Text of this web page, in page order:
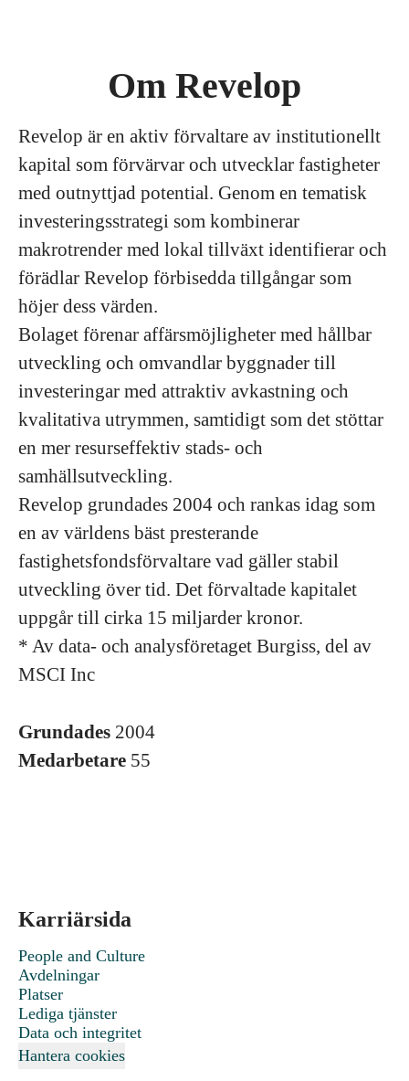
Om Revelop
Revelop är en aktiv förvaltare av institutionellt
kapital som förvärvar och utvecklar fastigheter
med outnyttjad potential. Genom en tematisk
investeringsstrategi som kombinerar
makrotrender med lokal tillväxt identifierar och
förädlar Revelop förbisedda tillgångar som
höjer dess värden.
Bolaget förenar affärsmöjligheter med hållbar
utveckling och omvandlar byggnader till
investeringar med attraktiv avkastning och
kvalitativa utrymmen, samtidigt som det stöttar
en mer resurseffektiv stads- och
samhällsutveckling.
Revelop grundades 2004 och rankas idag som
en av världens bäst presterande
fastighetsfondsförvaltare vad gäller stabil
utveckling över tid. Det förvaltade kapitalet
uppgår till cirka 15 miljarder kronor.
* Av data- och analysföretaget Burgiss, del av
MSCI Inc
Grundades 2004
Medarbetare 55
Karriärsida
People and Culture
Avdelningar
Platser
Lediga tjänster
Data och integritet
Hantera cookies